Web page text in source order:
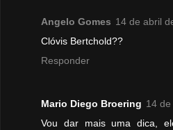
Angelo Gomes 14 de abril
Clóvis Bertchold??
Responder
Mario Diego Broering 14
Vou dar mais uma dica,